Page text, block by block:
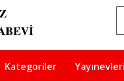
Kategoriler Yayınevleri